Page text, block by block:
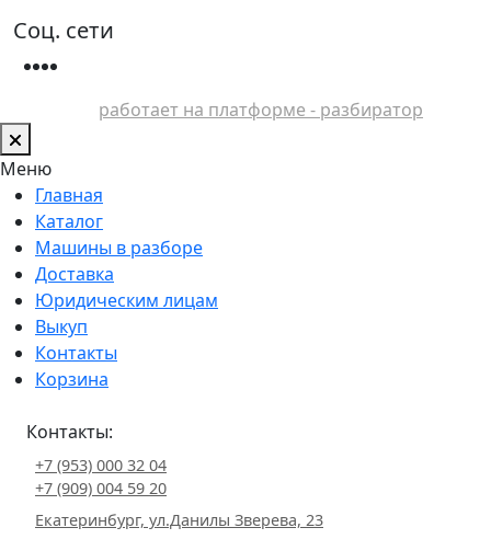
Соц. сети
работает на платформе - разбиратор
Меню
Главная
Каталог
Машины в разборе
Доставка
Юридическим лицам
Выкуп
Контакты
Корзина
Контакты:
+7 (953) 000 32 04
+7 (909) 004 59 20
Екатеринбург, ул.Данилы Зверева, 23